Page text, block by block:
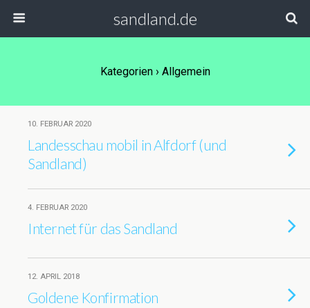
sandland.de
Kategorien › Allgemein
10. FEBRUAR 2020
Landesschau mobil in Alfdorf (und
Sandland)
4. FEBRUAR 2020
Internet für das Sandland
12. APRIL 2018
Goldene Konfirmation